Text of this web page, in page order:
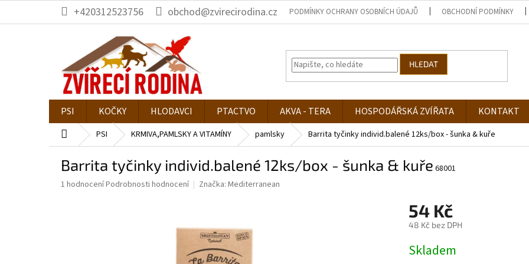
obsah
+420312523756 obchod@zvirecirodina.cz PODMÍNKY OCHRANY OSOBNÍCH ÚDAJŮ OBCHODNÍ PODMÍNKY
HLEDAT
PSI KOČKY HLODAVCI PTACTVO AKVA - TERA HOSPODÁŘSKÁ ZVÍŘATA KONTAKT
Domů PSI KRMIVA,PAMLSKY A VITAMÍNY pamlsky Barrita tyčinky individ.balené 12ks/box - šunka & kuře
Barrita tyčinky individ.balené 12ks/box - šunka & kuře 68001
Průměrné
1 hodnoceníPodrobnosti hodnocení Značka: Mediterranean
54 Kč
48 Kč bez DPH
cena:
Skladem